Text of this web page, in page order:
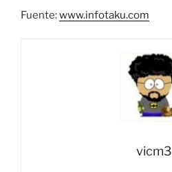
Fuente:www.infotaku.com
vicm3